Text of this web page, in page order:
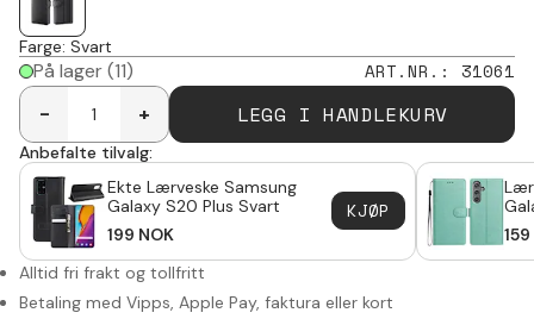
Farge: Svart
På lager(11) ART.NR. : 31061
-
+ LEGG I HANDLEKURV
Anbefalte tilvalg:
Ekte Lærveske Samsung
Galaxy S20 Plus Svart
199 NOK
KJØP
159
Alltid fri frakt og tollfritt
Betaling med Vipps, Apple Pay, faktura eller kort